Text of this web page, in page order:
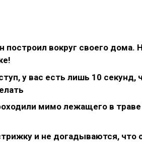
построил вокруг своего дома.
у вас есть лишь 10 секунд,
мимо лежащего в
и не догадываются, что